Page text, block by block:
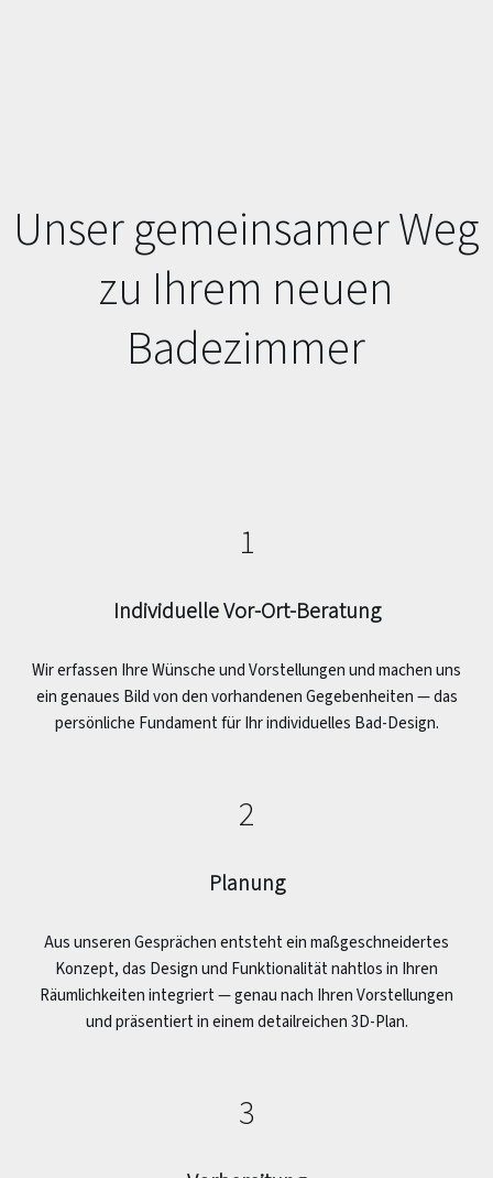
Unser gemeinsamer Weg
zu Ihrem neuen
Badezimmer
1
Individuelle Vor-Ort-Beratung
Wir erfassen Ihre Wünsche und Vorstellungen und machen uns
ein genaues Bild von den vorhandenen Gegebenheiten — das
persönliche Fundament für Ihr individuelles Bad-Design.
2
Planung
Aus unseren Gesprächen entsteht ein maßgeschneidertes
Konzept, das Design und Funktionalität nahtlos in Ihren
Räumlichkeiten integriert — genau nach Ihren Vorstellungen
und präsentiert in einem detailreichen 3D-Plan.
3